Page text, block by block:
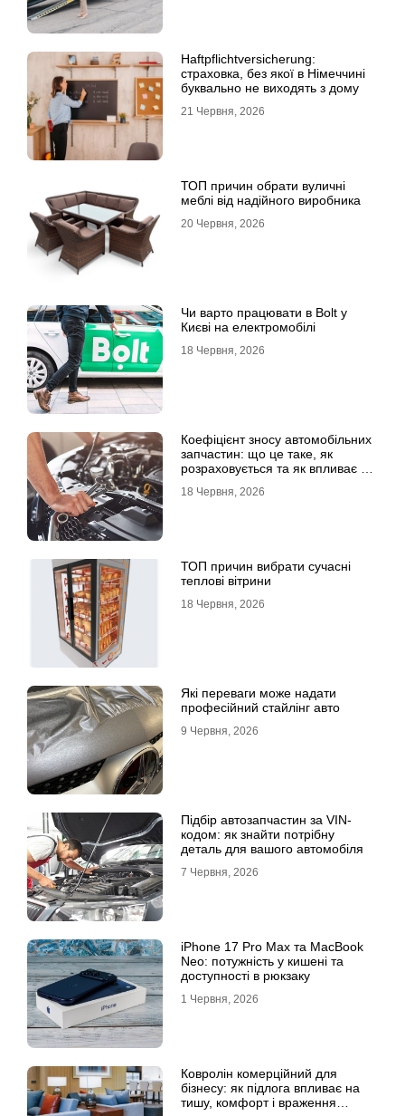
Haftpflichtversicherung:
страховка, без якої в Німеччині
буквально не виходять з дому
21 Червня, 2026
ТОП причин обрати вуличні
меблі від надійного виробника
20 Червня, 2026
Чи варто працювати в Bolt у
Києві на електромобілі
18 Червня, 2026
Коефіцієнт зносу автомобільних
запчастин: що це таке, як
розраховується та як впливає на
18 Червня, 2026
ТОП причин вибрати сучасні
теплові вітрини
18 Червня, 2026
Які переваги може надати
професійний стайлінг авто
9 Червня, 2026
Підбір автозапчастин за VIN-
кодом: як знайти потрібну
деталь для вашого автомобіля
7 Червня, 2026
iPhone 17 Pro Max та MacBook
Neo: потужність у кишені та
доступності в рюкзаку
1 Червня, 2026
Ковролін комерційний для
бізнесу: як підлога впливає на
тишу, комфорт і враження